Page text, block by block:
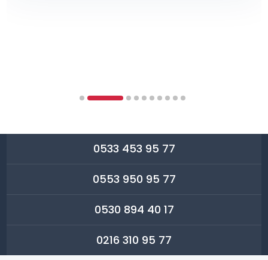
0533 453 95 77
0553 950 95 77
0530 894 40 17
0216 310 95 77